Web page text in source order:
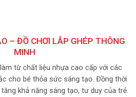
– ĐỒ CHƠI LẮP GHÉP THÔNG
MINH
từ chất liệu nhựa cao cấp với các
cho bé thỏa sức sáng tạo. Đồng thời
khả năng sáng tạo, tư duy của trẻ.